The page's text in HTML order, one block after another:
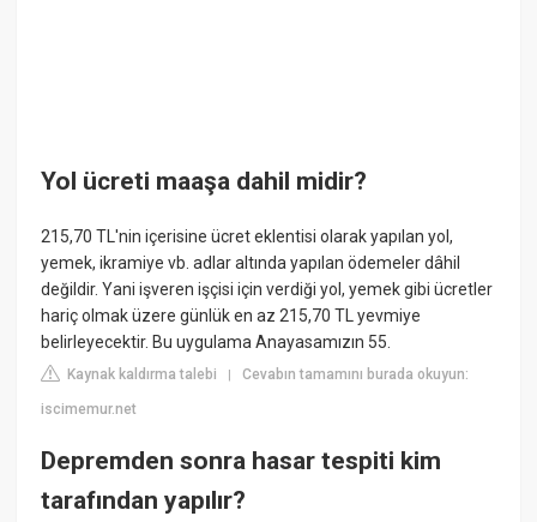
Yol ücreti maaşa dahil midir?
215,70 TL'nin içerisine ücret eklentisi olarak yapılan yol,
yemek, ikramiye vb. adlar altında yapılan ödemeler dâhil
değildir. Yani işveren işçisi için verdiği yol, yemek gibi ücretler
hariç olmak üzere günlük en az 215,70 TL yevmiye
belirleyecektir. Bu uygulama Anayasamızın 55.
Kaynak kaldırma talebi |Cevabın tamamını burada okuyun:
iscimemur.net
Depremden sonra hasar tespiti kim
tarafından yapılır?